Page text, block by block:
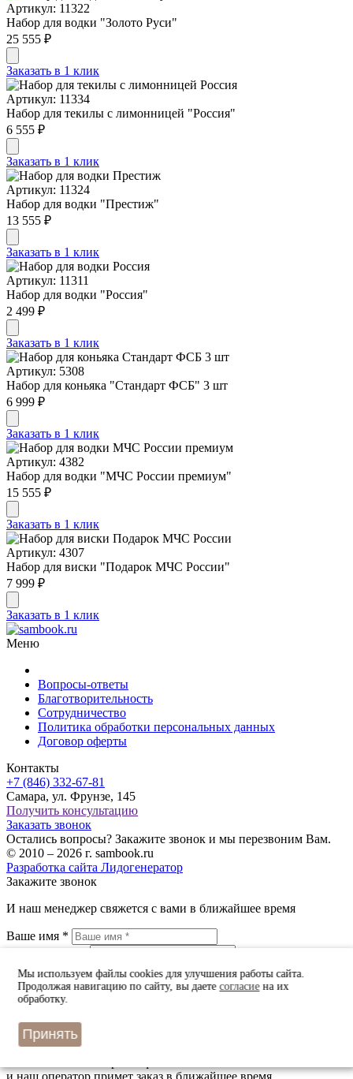
Артикул: 11322
Набор для водки "Золото Руси"
25 555 ₽
Заказать в 1 клик
Артикул: 11334
Набор для текилы с лимонницей "Россия"
6 555 ₽
Заказать в 1 клик
Артикул: 11324
Набор для водки "Престиж"
13 555 ₽
Заказать в 1 клик
Артикул: 11311
Набор для водки "Россия"
2 499 ₽
Заказать в 1 клик
Артикул: 5308
Набор для коньяка "Стандарт ФСБ" 3 шт
6 999 ₽
Заказать в 1 клик
Артикул: 4382
Набор для водки "МЧС России премиум"
15 555 ₽
Заказать в 1 клик
Артикул: 4307
Набор для виски "Подарок МЧС России"
7 999 ₽
Заказать в 1 клик
Меню
Вопросы-ответы
Благотворительность
Сотрудничество
Политика обработки персональных данных
Договор оферты
Контакты
+7 (846) 332-67-81
Самара, ул. Фрунзе, 145
Получить консультацию
Заказать звонок
Остались вопросы? Закажите звонок и мы перезвоним Вам.
© 2010 – 2026 г. sambook.ru
Разработка сайта Лидогенератор
Закажите звонок
И наш менеджер свяжется с вами в ближайшее время
Ваше имя *
check_boxcheck_box_outline_blankДаю согласие на обработку персональных данных
в соответствии с
Быстрый заказ
и наш оператор примет заказ в ближайшее время
Мы используем файлы cookies для улучшения работы сайта.
Продолжая навигацию по сайту, вы даетесогласиена их
обработку.
Принять